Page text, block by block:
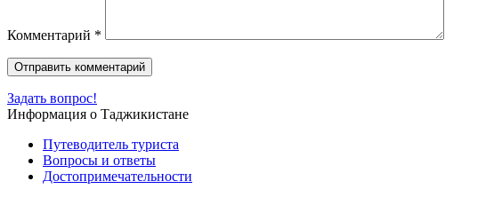
Комментарий *
Задать вопрос!
Информация о Таджикистане
Путеводитель туриста
Вопросы и ответы
Достопримечательности